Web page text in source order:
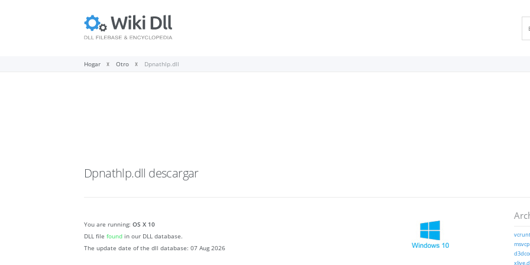
Hogar Otro Dpnathlp.dll
Dpnathlp.dll descargar
You are running: OS X 10
DLL file found in our DLL database.
The update date of the dll database: 07 Aug 2026